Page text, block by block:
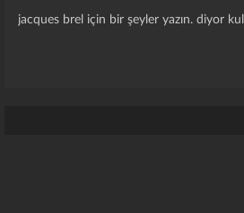
jacques brel için bir şeyler yazın. diyor